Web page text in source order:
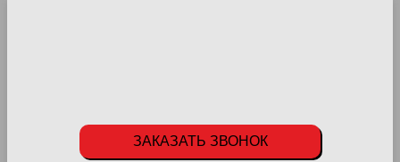
ЗАКАЗАТЬ ЗВОНОК